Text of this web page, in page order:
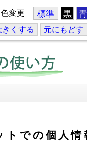
色変更 標準 黒 青
きくする 元にもどす
トでの個人